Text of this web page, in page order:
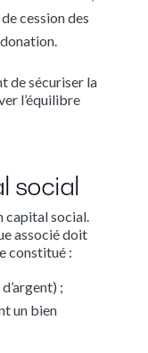
cession des
de sécuriser la
l’équilibre
social
capital social.
associé doit
constitué :
;
un bien